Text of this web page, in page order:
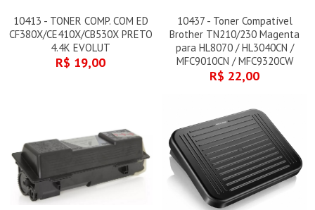
10413 - TONER COMP. COM ED
CF380X/CE410X/CB530X PRETO
4.4K EVOLUT
R$ 19,00
10437 - Toner Compatível
Brother TN210/230 Magenta
para HL8070 / HL3040CN /
MFC9010CN / MFC9320CW
R$ 22,00